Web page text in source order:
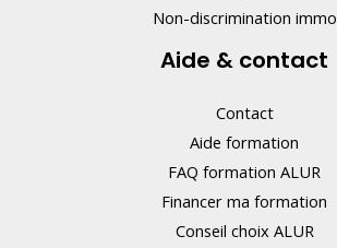
Non-discrimination immo
Aide & contact
Contact
Aide formation
FAQ formation ALUR
Financer ma formation
Conseil choix ALUR